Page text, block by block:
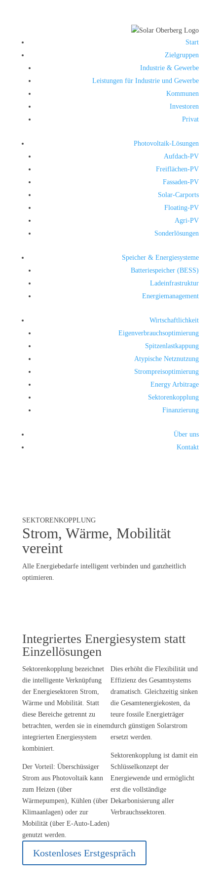
Start
Zielgruppen
Industrie & Gewerbe
Leistungen für Industrie und Gewerbe
Kommunen
Investoren
Privat
Photovoltaik-Lösungen
Aufdach-PV
Freiflächen-PV
Fassaden-PV
Solar-Carports
Floating-PV
Agri-PV
Sonderlösungen
Speicher & Energiesysteme
Batteriespeicher (BESS)
Ladeinfrastruktur
Energiemanagement
Wirtschaftlichkeit
Eigenverbrauchsoptimierung
Spitzenlastkappung
Atypische Netznutzung
Strompreisoptimierung
Energy Arbitrage
Sektorenkopplung
Finanzierung
Über uns
Kontakt
SEKTORENKOPPLUNG
Strom, Wärme, Mobilität
vereint
Alle Energiebedarfe intelligent verbinden und ganzheitlich
optimieren.
Integriertes Energiesystem statt
Einzellösungen
Sektorenkopplung bezeichnet
die intelligente Verknüpfung
der Energiesektoren Strom,
Wärme und Mobilität. Statt
diese Bereiche getrennt zu
betrachten, werden sie in einem
integrierten Energiesystem
kombiniert.
Der Vorteil: Überschüssiger
Strom aus Photovoltaik kann
zum Heizen (über
Wärmepumpen), Kühlen (über
Klimaanlagen) oder zur
Mobilität (über E-Auto-Laden)
genutzt werden.
Dies erhöht die Flexibilität und
Effizienz des Gesamtsystems
dramatisch. Gleichzeitig sinken
die Gesamtenergiekosten, da
teure fossile Energieträger
durch günstigen Solarstrom
ersetzt werden.
Sektorenkopplung ist damit ein
Schlüsselkonzept der
Energiewende und ermöglicht
erst die vollständige
Dekarbonisierung aller
Verbrauchssektoren.
Kostenloses Erstgespräch